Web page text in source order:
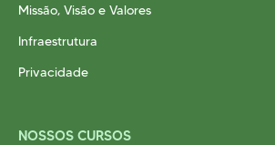
Missão, Visão e Valores
Infraestrutura
Privacidade
NOSSOS CURSOS